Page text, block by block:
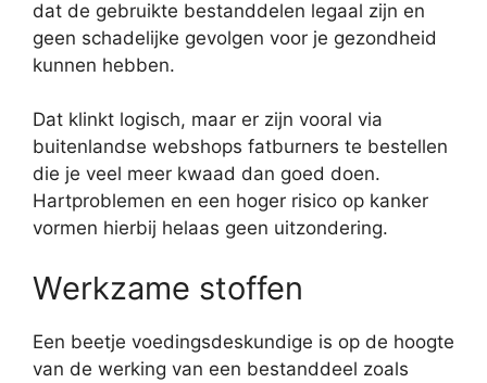
dat de gebruikte bestanddelen legaal zijn en
geen schadelijke gevolgen voor je gezondheid
kunnen hebben.
Dat klinkt logisch, maar er zijn vooral via
buitenlandse webshops fatburners te bestellen
die je veel meer kwaad dan goed doen.
Hartproblemen en een hoger risico op kanker
vormen hierbij helaas geen uitzondering.
Werkzame stoffen
Een beetje voedingsdeskundige is op de hoogte
van de werking van een bestanddeel zoals